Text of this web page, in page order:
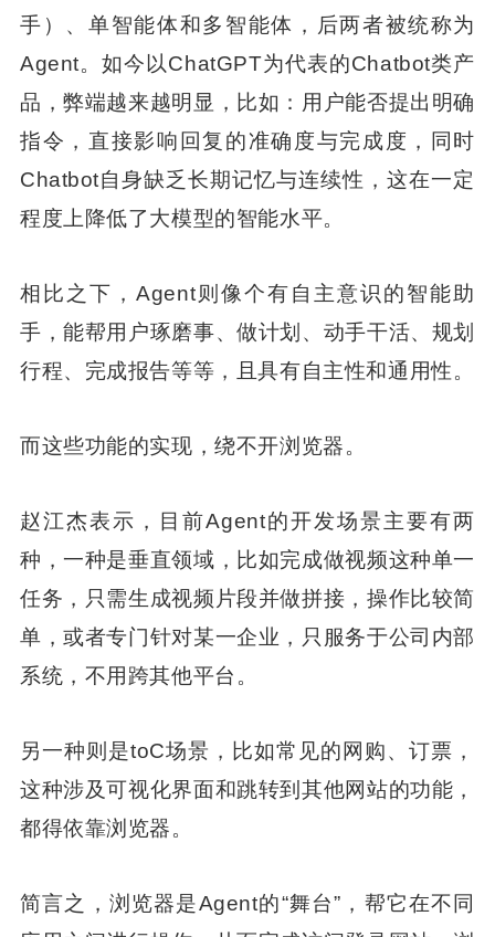
手）、单智能体和多智能体，后两者被统称为
Agent。如今以ChatGPT为代表的Chatbot类产
品，弊端越来越明显，比如：用户能否提出明确
指令，直接影响回复的准确度与完成度，同时
Chatbot自身缺乏长期记忆与连续性，这在一定
程度上降低了大模型的智能水平。
相比之下，Agent则像个有自主意识的智能助
手，能帮用户琢磨事、做计划、动手干活、规划
行程、完成报告等等，且具有自主性和通用性。
而这些功能的实现，绕不开浏览器。
赵江杰表示，目前Agent的开发场景主要有两
种，一种是垂直领域，比如完成做视频这种单一
任务，只需生成视频片段并做拼接，操作比较简
单，或者专门针对某一企业，只服务于公司内部
系统，不用跨其他平台。
另一种则是toC场景，比如常见的网购、订票，
这种涉及可视化界面和跳转到其他网站的功能，
都得依靠浏览器。
简言之，浏览器是Agent的“舞台”，帮它在不同